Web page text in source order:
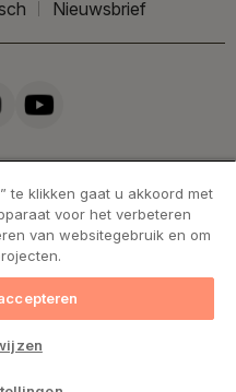
Nieuwsbrief
te klikken gaat u akkoord met
voor het verbeteren
van websitegebruik en om